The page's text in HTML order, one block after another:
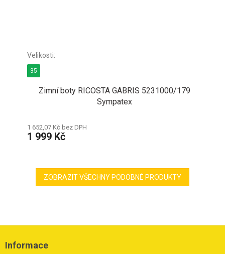
Zimní boty RICOSTA GABRIS 5231000/179
Sympatex
1 652,07 Kč bez DPH
1 999 Kč
35
ZOBRAZIT VŠECHNY PODOBNÉ PRODUKTY
Z
Informace